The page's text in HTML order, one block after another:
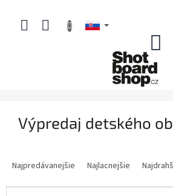
obsah
Výpredaj detského
e
Najpredávanejšie Najlacnejšie